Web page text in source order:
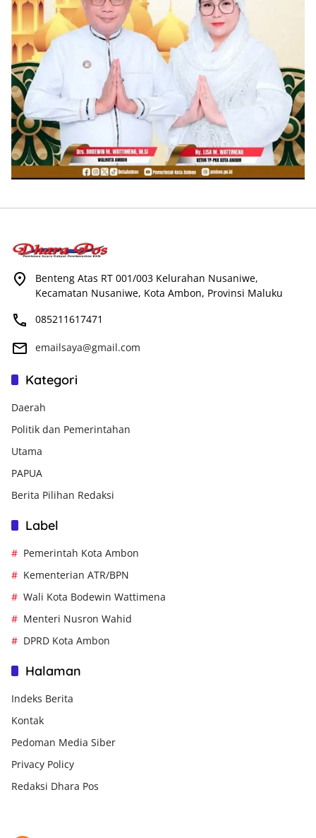
Benteng Atas RT 001/003 Kelurahan Nusaniwe,
Kecamatan Nusaniwe, Kota Ambon, Provinsi Maluku
085211617471
emailsaya@gmail.com
Kategori
Daerah
Politik dan Pemerintahan
Utama
PAPUA
Berita Pilihan Redaksi
Label
Pemerintah Kota Ambon
Kementerian ATR/BPN
Wali Kota Bodewin Wattimena
Menteri Nusron Wahid
DPRD Kota Ambon
Halaman
Indeks Berita
Kontak
Pedoman Media Siber
Privacy Policy
Redaksi Dhara Pos